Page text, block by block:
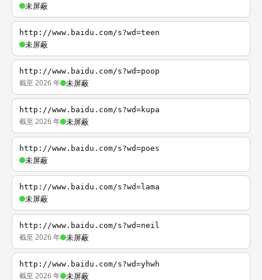
未屏蔽
http://www.baidu.com/s?wd=teen
未屏蔽
http://www.baidu.com/s?wd=poop
截至 2026 年 未屏蔽
http://www.baidu.com/s?wd=kupa
截至 2026 年 未屏蔽
http://www.baidu.com/s?wd=poes
未屏蔽
http://www.baidu.com/s?wd=lama
未屏蔽
http://www.baidu.com/s?wd=neil
截至 2026 年 未屏蔽
http://www.baidu.com/s?wd=yhwh
截至 2026 年 未屏蔽